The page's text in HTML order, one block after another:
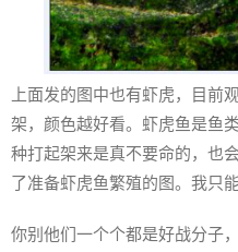
上面发的图中也有虾虎，目前
架，颜色越好看。虾虎鱼是鱼
种打起架来是真不要命的，也
了准备虾虎鱼繁殖的图。我只
你别他们一个个都是好战分子